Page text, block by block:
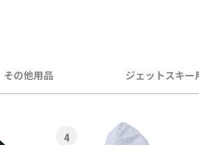
その他用品 ジェットスキー
4